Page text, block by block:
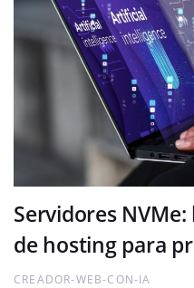
Servidores
de hosting para
CREADOR-WEB-CON-IA